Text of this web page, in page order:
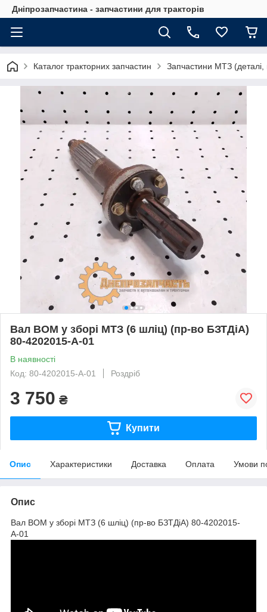
Дніпрозапчастина - запчастини для тракторів
Каталог тракторних запчастин Запчастини МТЗ (деталі,
Вал ВОМ у зборі МТЗ (6 шліц) (пр-во БЗТДіА)
80-4202015-А-01
В наявності
Код: 80-4202015-А-01
Роздріб
3 750 ₴
Купити
Опис Характеристики Доставка Оплата Умови
Опис
Вал ВОМ у зборі МТЗ (6 шліц) (пр-во БЗТДіА) 80-4202015-
А-01